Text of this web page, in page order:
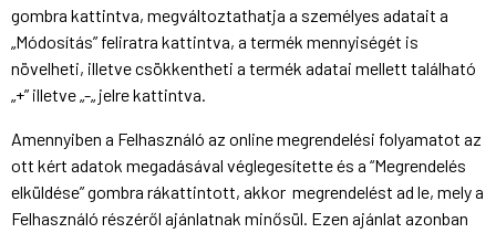
gombra kattintva, megváltoztathatja a személyes adatait a
„Módosítás” feliratra kattintva, a termék mennyiségét is
növelheti, illetve csökkentheti a termék adatai mellett található
„+” illetve „-„ jelre kattintva.
Amennyiben a Felhasználó az online megrendelési folyamatot az
ott kért adatok megadásával véglegesítette és a “Megrendelés
elküldése” gombra rákattintott, akkor megrendelést ad le, mely a
Felhasználó részéről ajánlatnak minősül. Ezen ajánlat azonban